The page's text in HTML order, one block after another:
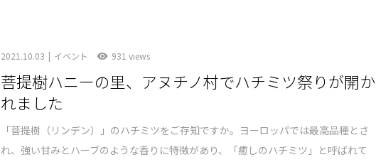
2021.10.03 イベント 931 views
菩提樹ハニーの里、アヌチノ村でハチミツ祭りが開か
れました
「菩提樹（リンデン）」のハチミツをご存知ですか。ヨーロッパでは最高品種とさ
れ、強い甘みとハーブのような香りに特徴があり、「癒しのハチミツ」と呼ばれて